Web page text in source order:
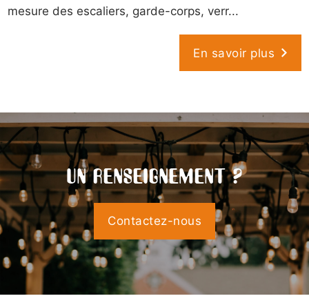
mesure des escaliers, garde-corps, verr...
En savoir plus
UN RENSEIGNEMENT ?
Contactez-nous